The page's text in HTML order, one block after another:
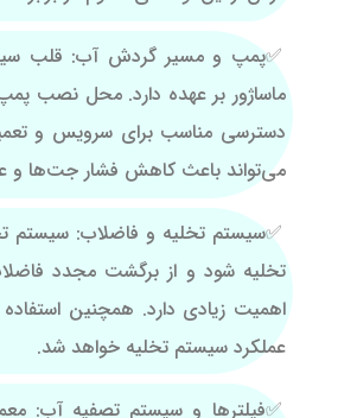
پمپ و مسیر گردش آب: قلب
ماساژور بر عهده دارد. محل نصب
دسترسی مناسب برای سرویس و
می‌تواند باعث کاهش فشار جت‌ها و
سیستم تخلیه و فاضلاب: سیستم
تخلیه شود و از برگشت مجدد
اهمیت زیادی دارد. همچنین
عملکرد سیستم تخلیه خواهد شد.
فیلترها و سیستم تصفیه آب: